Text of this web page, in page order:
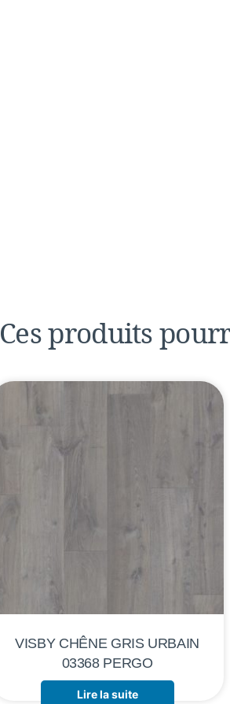
Ces produits
VISBY CHÊNE GRIS URBAIN
03368 PERGO
Lire la suite